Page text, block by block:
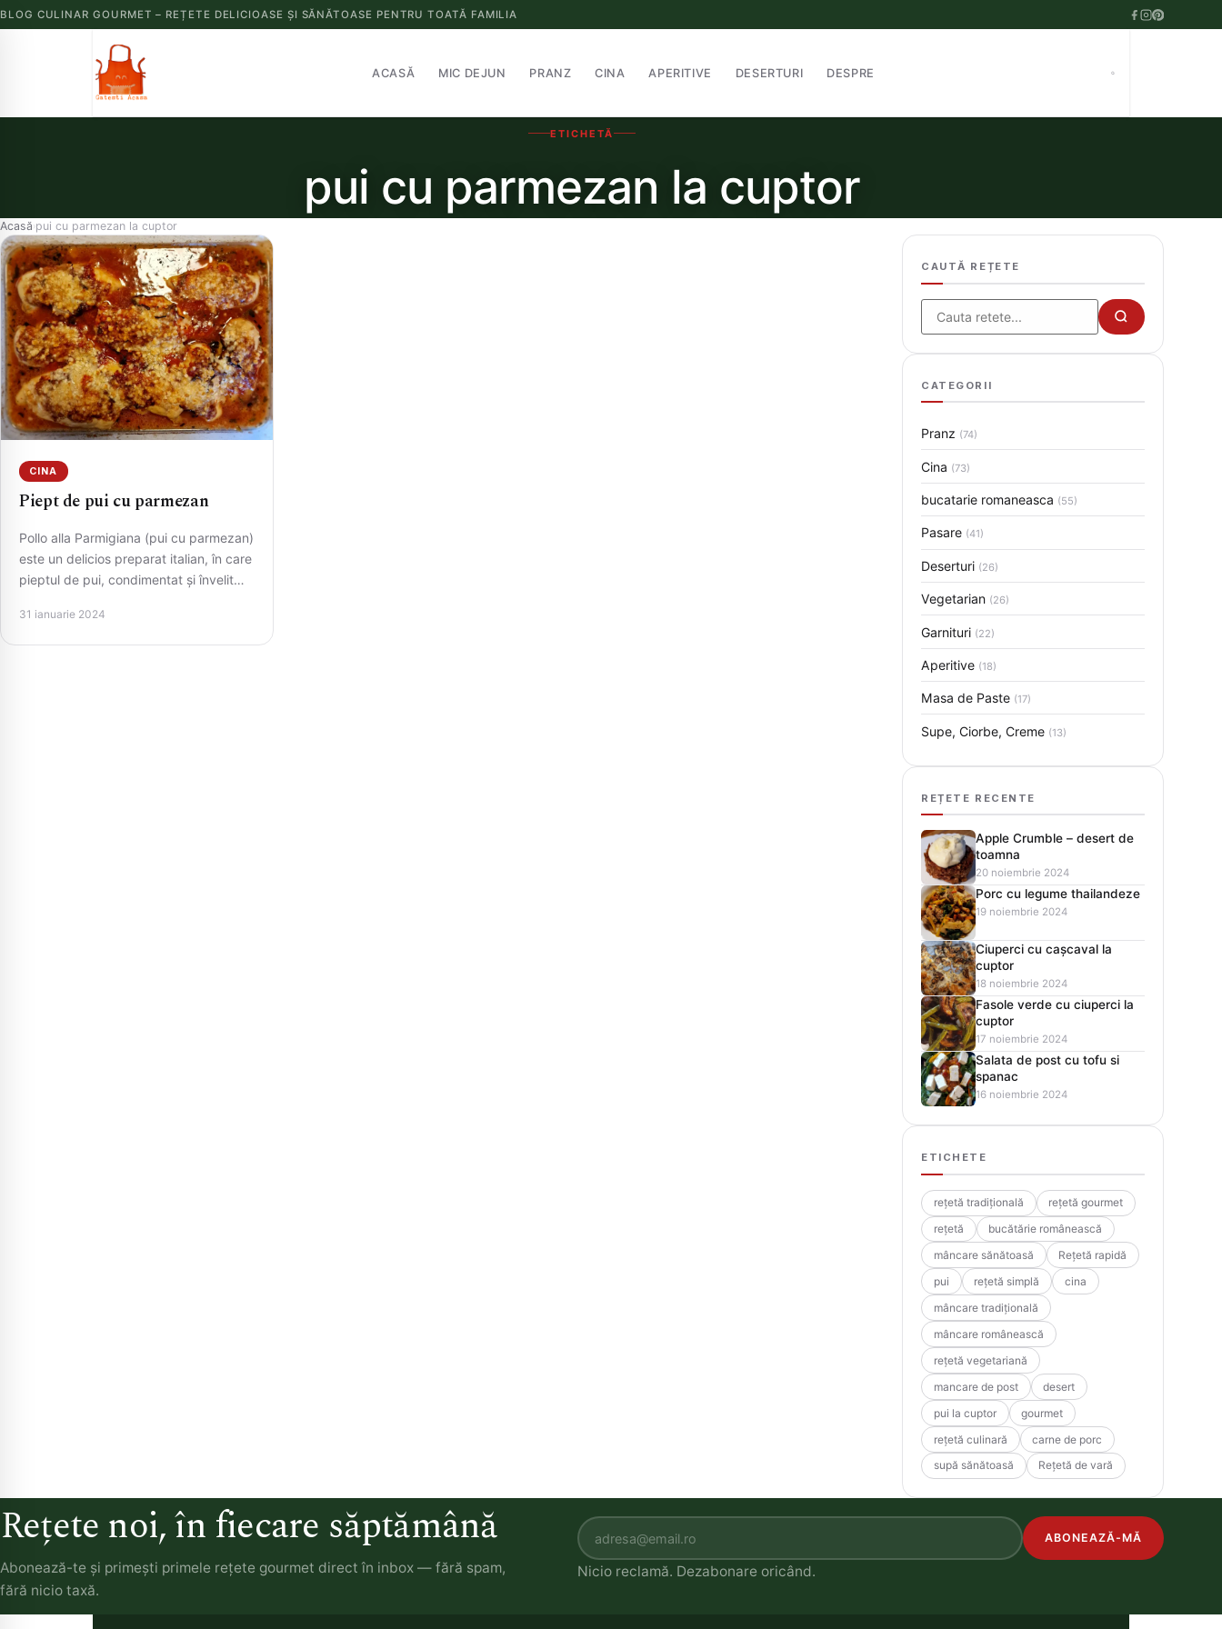
BLOG CULINAR GOURMET – REȚETE DELICIOASE ȘI SĂNĂTOASE PENTRU TOATĂ FAMILIA
ACASĂ MIC DEJUN PRANZ CINA APERITIVE DESERTURI DESPRE
ETICHETĂ
pui cu parmezan la cuptor
Acasă›pui cu parmezan la cuptor
CINA
Piept de pui cu parmezan
Pollo alla Parmigiana (pui cu parmezan)
este un delicios preparat italian, în care
pieptul de pui, condimentat și învelit
31 ianuarie 2024
CAUTĂ REȚETE
Cauta
CATEGORII
Pranz (74)
Cina (73)
bucatarie romaneasca (55)
Pasare (41)
Deserturi (26)
Vegetarian (26)
Garnituri (22)
Aperitive (18)
Masa de Paste (17)
Supe, Ciorbe, Creme (13)
REȚETE RECENTE
Apple Crumble – desert de
toamna
20 noiembrie 2024
Porc cu legume thailandeze
19 noiembrie 2024
Ciuperci cu cașcaval la
cuptor
18 noiembrie 2024
Fasole verde cu ciuperci la
cuptor
17 noiembrie 2024
Salata de post cu tofu si
spanac
16 noiembrie 2024
ETICHETE
rețetă tradițională
rețetă gourmet
rețetă
bucătărie românească
mâncare sănătoasă
Rețetă rapidă
pui
rețetă simplă
cina
mâncare tradițională
mâncare românească
rețetă vegetariană
mancare de post
desert
pui la cuptor
gourmet
rețetă culinară
carne de porc
supă sănătoasă
Rețetă de vară
Rețete noi, în fiecare săptămână
Abonează-te și primești primele rețete gourmet direct în inbox — fără spam,
fără nicio taxă.
ABONEAZĂ-MĂ
Nicio reclamă. Dezabonare oricând.